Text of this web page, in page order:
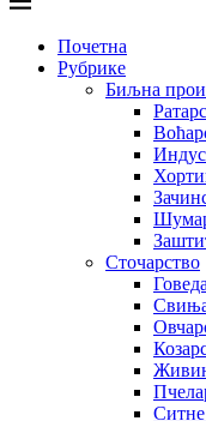
Почетна
Рубрике
Биљна
Сточарство